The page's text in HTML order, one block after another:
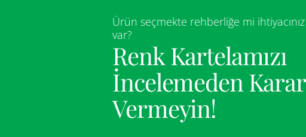
Ürün seçmekte rehberliğe mi ihtiyacınız
var?
Renk Kartelamızı
İncelemeden Karar
Vermeyin!